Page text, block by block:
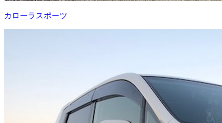
カローラスポーツ